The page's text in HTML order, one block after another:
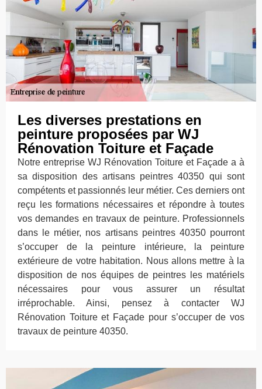
Les diverses prestations en
peinture proposées par WJ
Rénovation Toiture et Façade
Notre entreprise WJ Rénovation Toiture et Façade a à
sa disposition des artisans peintres 40350 qui sont
compétents et passionnés leur métier. Ces derniers ont
reçu les formations nécessaires et répondre à toutes
vos demandes en travaux de peinture. Professionnels
dans le métier, nos artisans peintres 40350 pourront
s’occuper de la peinture intérieure, la peinture
extérieure de votre habitation. Nous allons mettre à la
disposition de nos équipes de peintres les matériels
nécessaires pour vous assurer un résultat
irréprochable. Ainsi, pensez à contacter WJ
Rénovation Toiture et Façade pour s’occuper de vos
travaux de peinture 40350.